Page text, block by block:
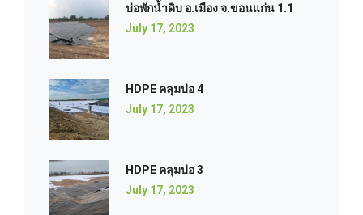
บ่อพักน้ำดิบ อ.เมือง จ.ขอนแก่น 1.1
July 17, 2023
HDPE คลุมบ่อ 4
July 17, 2023
HDPE คลุมบ่อ 3
July 17, 2023